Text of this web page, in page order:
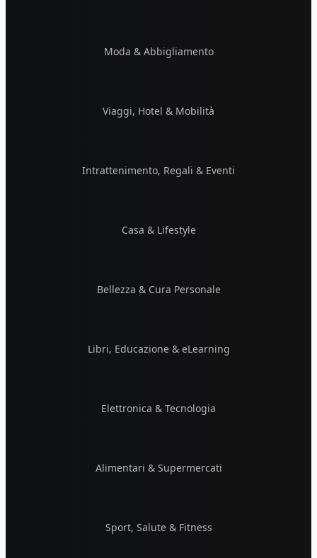
Moda & Abbigliamento
Viaggi, Hotel & Mobilità
Intrattenimento, Regali & Eventi
Casa & Lifestyle
Bellezza & Cura Personale
Libri, Educazione & eLearning
Elettronica & Tecnologia
Alimentari & Supermercati
Sport, Salute & Fitness